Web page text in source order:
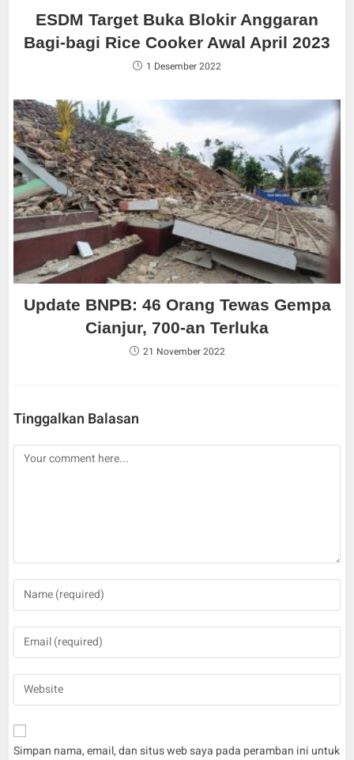
ESDM Target Buka Blokir Anggaran
Bagi-bagi Rice Cooker Awal April 2023
1 Desember 2022
Update BNPB: 46 Orang Tewas Gempa
Cianjur, 700-an Terluka
21 November 2022
Tinggalkan Balasan
Simpan nama, email, dan situs web saya pada peramban ini untuk